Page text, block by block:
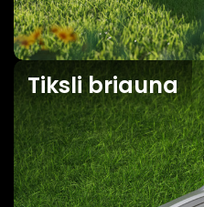
Tiksli briauna